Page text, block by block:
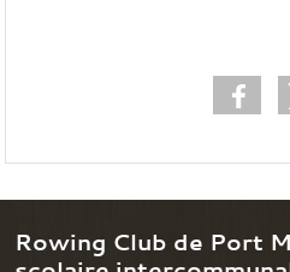
Rowing Club de Port